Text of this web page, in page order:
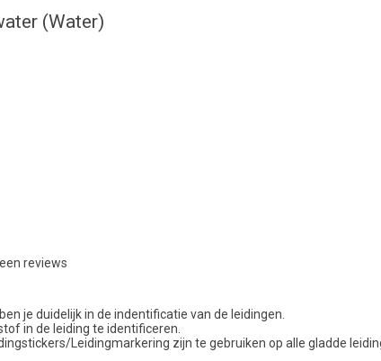
(Water)
reviews
je duidelijk in de indentificatie van de leidingen.
in de leiding te identificeren.
Leidingmarkering zijn te gebruiken op alle gladde